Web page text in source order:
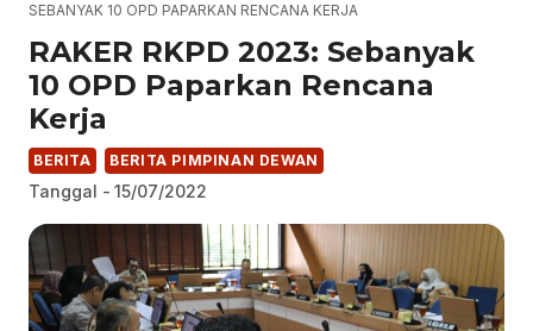
SEBANYAK 10 OPD PAPARKAN RENCANA KERJA
RAKER RKPD 2023: Sebanyak
10 OPD Paparkan Rencana
Kerja
BERITA BERITA PIMPINAN DEWAN
Tanggal - 15/07/2022